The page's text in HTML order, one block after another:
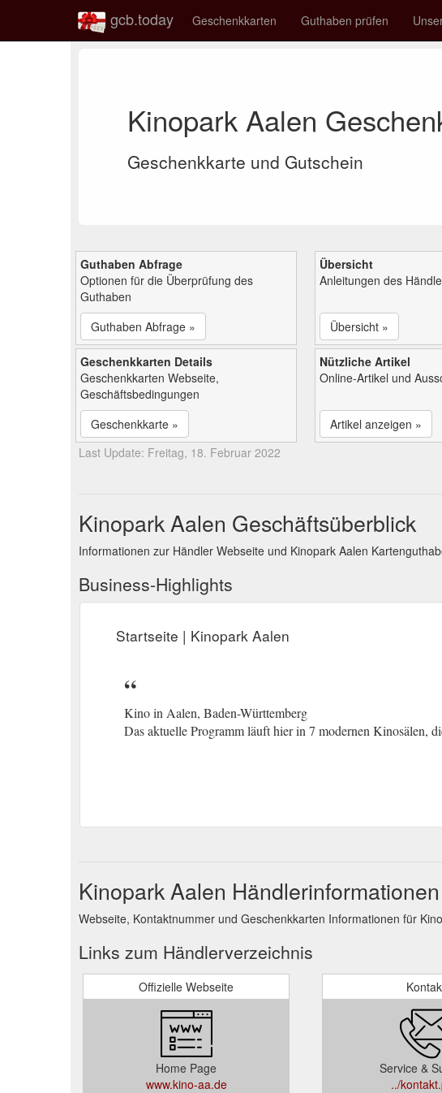
gcb.today Geschenkkarten Guthaben prüfen
Kinopark Aalen
Geschenkkarte und Gutschein
Guthaben Abfrage
Optionen für die Überprüfung des
Guthaben
Guthaben Abfrage »
Übersicht
Anleitungen des
Übersicht »
Geschenkkarten Details
Geschenkkarten Webseite,
Geschäftsbedingungen
Geschenkkarte »
Nützliche Artikel
Online-Artikel und
Artikel anzeigen »
Last Update: Freitag, 18. Februar 2022
Kinopark Aalen Geschäftsüberblick
Informationen zur Händler Webseite und Kinopark Aalen
Business-Highlights
Startseite | Kinopark Aalen
Kino in Aalen, Baden-Württemberg
Das aktuelle Programm läuft hier in 7 modernen Kinosälen,
Kinopark Aalen Händlerinformationen
Webseite, Kontaktnummer und Geschenkkarten Informationen für
Links zum Händlerverzeichnis
Offizielle Webseite
Home Page
www.kino-aa.de
Service &
../